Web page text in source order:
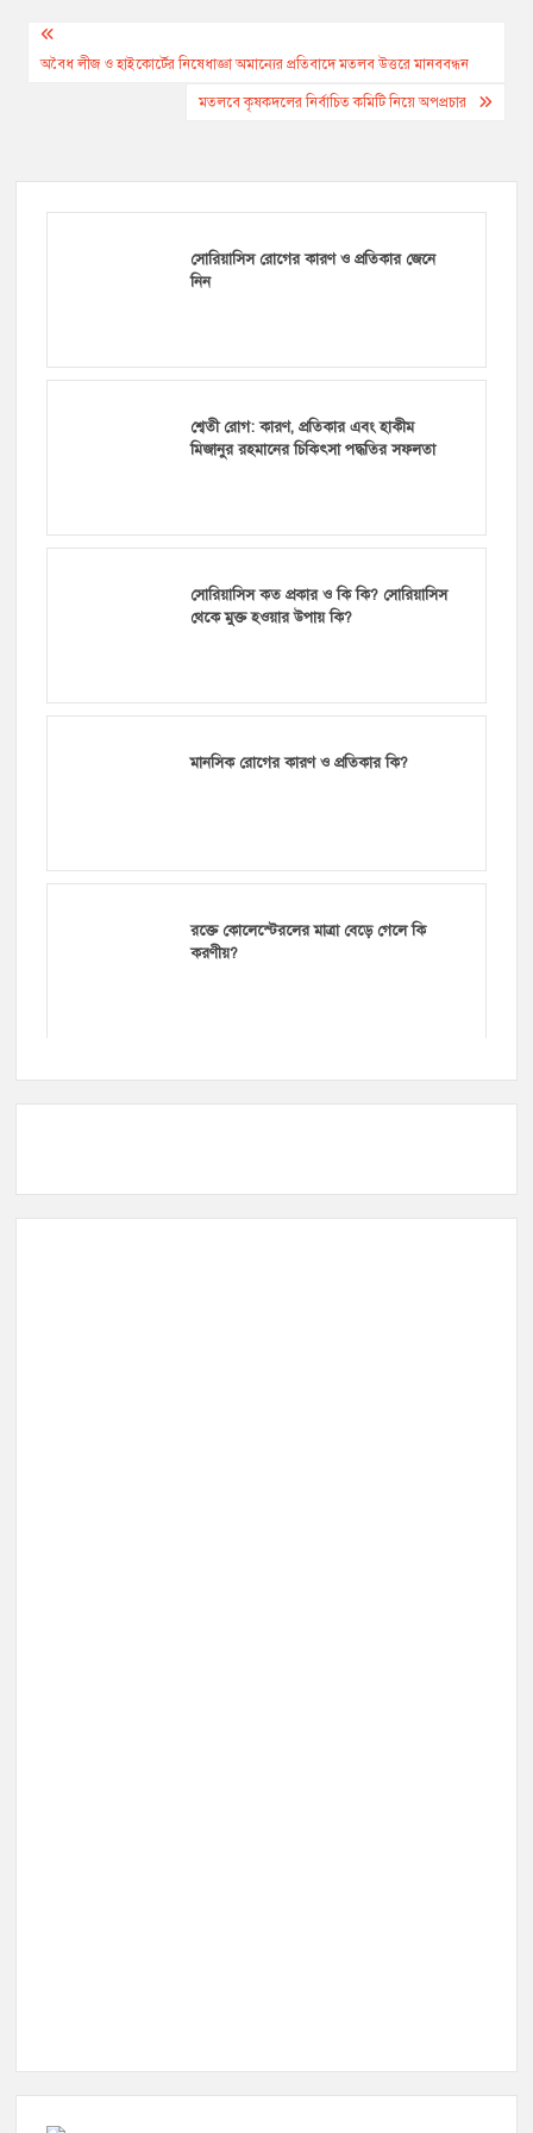
Post
navigation
অবৈধ লীজ ও হাইকোর্টের নিষেধাজ্ঞা অমান্যের প্রতিবাদে মতলব উত্তরে মানববন্ধন
মতলবে কৃষকদলের নির্বাচিত কমিটি নিয়ে অপপ্রচার
সোরিয়াসিস রোগের কারণ ও প্রতিকার জেনে
নিন
শ্বেতী রোগ: কারণ, প্রতিকার এবং হাকীম
মিজানুর রহমানের চিকিৎসা পদ্ধতির সফলতা
সোরিয়াসিস কত প্রকার ও কি কি? সোরিয়াসিস
থেকে মুক্ত হওয়ার উপায় কি?
মানসিক রোগের কারণ ও প্রতিকার কি?
রক্তে কোলেস্টেরলের মাত্রা বেড়ে গেলে কি
করণীয়?